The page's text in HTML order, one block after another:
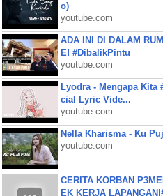
o)
youtube.com
ADA INI DI DALAM
E! #DibalikPintu
youtube.com
Lyodra - Mengapa Kita
cial Lyric Vide...
youtube.com
Nella Kharisma - Ku
youtube.com
CERITA KORBAN
EK KERJA